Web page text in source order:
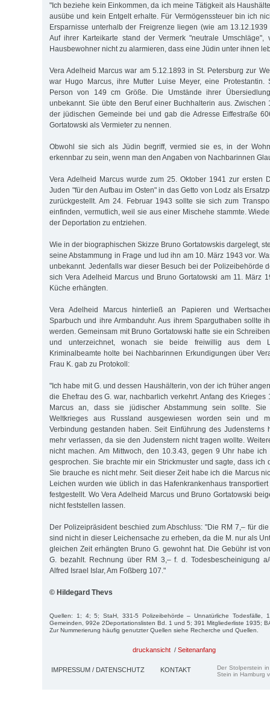
"Ich beziehe kein Einkommen, da ich meine Tätigkeit als
ausübe und kein Entgelt erhalte. Für Vermögenssteuer bin ich
Ersparnisse unterhalb der Freigrenze liegen (wie am
Auf ihrer Karteikarte stand der Vermerk "neutrale Umschläge",
Hausbewohner nicht zu alarmieren, dass eine Jüdin unter ihnen
Vera Adelheid Marcus war am 5.12.1893 in St. Petersburg zur
war Hugo Marcus, ihre Mutter Luise Meyer, eine
Person von 149 cm Größe. Die Umstände ihrer
unbekannt. Sie übte den Beruf einer Buchhalterin aus. Zwischen
der jüdischen Gemeinde bei und gab die Adresse Eiffestraße
Gortatowski als Vermieter zu nennen.
Obwohl sie sich als Jüdin begriff, vermied sie es, in der
erkennbar zu sein, wenn man den Angaben von Nachbarinnen
Vera Adelheid Marcus wurde zum 25. Oktober 1941 zur ersten
Juden "für den Aufbau im Osten" in das Getto von Lodz als
zurückgestellt. Am 24. Februar 1943 sollte sie sich zum
einfinden, vermutlich, weil sie aus einer Mischehe stammte.
der Deportation zu entziehen.
Wie in der biographischen Skizze Bruno Gortatowskis dargelegt,
seine Abstammung in Frage und lud ihn am 10. März 1943 vor.
unbekannt. Jedenfalls war dieser Besuch bei der Polizeibehörde
sich Vera Adelheid Marcus und Bruno Gortatowski am 11. März
Küche erhängten.
Vera Adelheid Marcus hinterließ an Papieren und
Sparbuch und ihre Armbanduhr. Aus ihrem Sparguthaben sollte
werden. Gemeinsam mit Bruno Gortatowski hatte sie ein
und unterzeichnet, wonach sie beide freiwillig aus dem
Kriminalbeamte holte bei Nachbarinnen Erkundigungen über
Frau K. gab zu Protokoll:
"Ich habe mit G. und dessen Haushälterin, von der ich früher
die Ehefrau des G. war, nachbarlich verkehrt. Anfang des Krieges
Marcus an, dass sie jüdischer Abstammung sein sollte.
Weltkrieges aus Russland ausgewiesen worden sein und
Verbindung gestanden haben. Seit Einführung des Judensterns
mehr verlassen, da sie den Judenstern nicht tragen wollte.
nicht machen. Am Mittwoch, den 10.3.43, gegen 9 Uhr habe
gesprochen. Sie brachte mir ein Strickmuster und sagte, dass ich
Sie brauche es nicht mehr. Seit dieser Zeit habe ich die Marcus
Leichen wurden wie üblich in das Hafenkrankenhaus
festgestellt. Wo Vera Adelheid Marcus und Bruno Gortatowski
nicht feststellen lassen.
Der Polizeipräsident beschied zum Abschluss: "Die RM 7,– für
sind nicht in dieser Leichensache zu erheben, da die M. nur als
gleichen Zeit erhängten Bruno G. gewohnt hat. Die Gebühr ist
G. bezahlt. Rechnung über RM 3,– f. d. Todesbescheinigung
Alfred Israel Islar, Am Foßberg 107."
© Hildegard Thevs
Quellen: 1; 4; 5; StaH, 331-5 Polizeibehörde – Unnatürliche Todesfälle,
Gemeinden, 992e 2Deportationslisten Bd. 1 und 5; 391 Mitgliederliste 1935;
Zur Nummerierung häufig genutzter Quellen siehe Recherche und Quellen.
druckansicht / Seitenanfang
IMPRESSUM / DATENSCHUTZ KONTAKT
Der Stolperstein
Stein in Hamburg